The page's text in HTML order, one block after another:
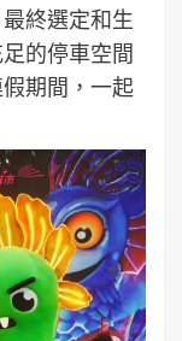
終選定和生
的停車空間
期間，一起